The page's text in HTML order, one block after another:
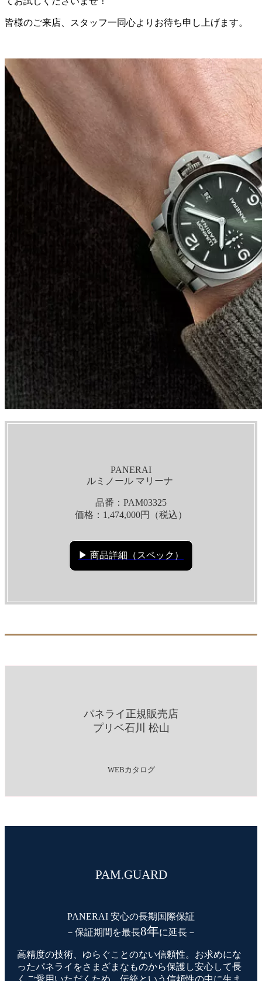
皆様のご来店、スタッフ一同心よりお待ち申し上げます。
PANERAI
ルミノール マリーナ
品番：PAM03325
価格： 1,474,000円（税込）
▶ 商品詳細（スペック）
パネライ正規販売店
プリベ石川 松山
WEBカタログ
PAM.GUARD
PANERAI 安心の長期国際保証
－保証期間を最長8年に延長－
高精度の技術、ゆらぐことのない信頼性。お求めにな
ったパネライをさまざまなものから保護し安心して長
くご愛用いただくため、伝統という信頼性の中に生ま